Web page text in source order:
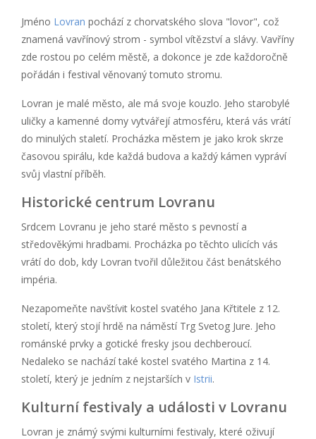
Jméno Lovran pochází z chorvatského slova "lovor", což
znamená vavřínový strom - symbol vítězství a slávy. Vavříny
zde rostou po celém městě, a dokonce je zde každoročně
pořádán i festival věnovaný tomuto stromu.
Lovran je malé město, ale má svoje kouzlo. Jeho starobylé
uličky a kamenné domy vytvářejí atmosféru, která vás vrátí
do minulých staletí. Procházka městem je jako krok skrze
časovou spirálu, kde každá budova a každý kámen vypráví
svůj vlastní příběh.
Historické centrum Lovranu
Srdcem Lovranu je jeho staré město s pevností a
středověkými hradbami. Procházka po těchto ulicích vás
vrátí do dob, kdy Lovran tvořil důležitou část benátského
impéria.
Nezapomeňte navštívit kostel svatého Jana Křtitele z 12.
století, který stojí hrdě na náměstí Trg Svetog Jure. Jeho
románské prvky a gotické fresky jsou dechberoucí.
Nedaleko se nachází také kostel svatého Martina z 14.
století, který je jedním z nejstarších v Istrii.
Kulturní festivaly a události v Lovranu
Lovran je známý svými kulturními festivaly, které oživují